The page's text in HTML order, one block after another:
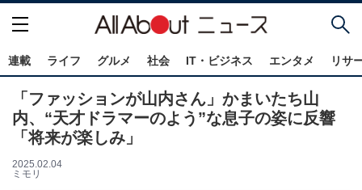
連載 ライフ グルメ 社会 IT・ビジネス エンタメ リサ
「ファッションが山内さん」かまいたち山
内、“天才ドラマーのよう”な息子の姿に反響
「将来が楽しみ」
2025.02.04
ミモリ